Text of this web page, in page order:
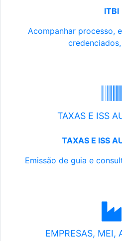
ITBI
Acompanhar processo,
TAXAS E ISS
TAXAS E ISS
Emissão de guia e
EMPRESAS, MEI,